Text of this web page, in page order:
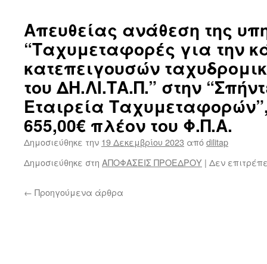
Απευθείας ανάθεση της
“Ταχυμεταφορές για την
κατεπειγουσών
του ΔΗ.ΛΙ.ΤΑ.Π.” στην
Εταιρεία
655,00€ πλέον του Φ.Π.Α.
Δημοσιεύθηκε την 19 Δεκεμβρίου 2023 απόdilitap
Δημοσιεύθηκε στη ΑΠΟΦΑΣΕΙΣ ΠΡΟΕΔΡΟΥ | Δεν
← Προηγούμενα άρθρα